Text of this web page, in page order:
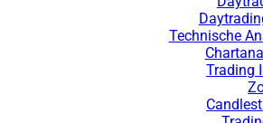
Technische
Trading